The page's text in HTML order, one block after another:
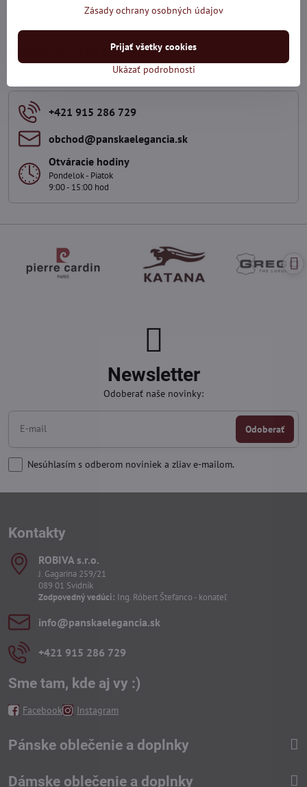
Pridať do košíka
Potrebujete poradiť?
+421 915 286 729
obchod​@panskaelegancia​.sk
Otváracie hodiny
Pondelok - Piatok
9:00 - 15:00 hod
Newsletter
Odoberať naše novinky:
Odoberať
Nesúhlasím s odberom noviniek a zliav e-mailom.
Kontakty
ROBIVA s​.r​.o​.
J. Gagarina 259/21
089 01 Svidník
Zodpovedný vedúci: Ing. Róbert Štefanco - konateľ
info​@panskaelegancia​.sk
+421 915 286 729
Sme tam, kde aj vy :)
Facebook Instagram
Pánske oblečenie a doplnky
Dámske oblečenie a doplnky
Zásady ochrany osobných údajov
Ukázať podrobnosti
Prijať všetky cookies